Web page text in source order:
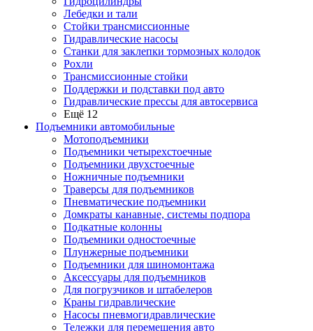
Лебедки и тали
Стойки трансмиссионные
Гидравлические насосы
Cтанки для заклепки тормозных колодок
Рохли
Трансмиссионные стойки
Поддержки и подставки под авто
Гидравлические прессы для автосервиса
Ещё 12
Подъемники автомобильные
Мотоподъемники
Подъемники четырехстоечные
Подъемники двухстоечные
Ножничные подъемники
Траверсы для подъемников
Пневматические подъемники
Домкраты канавные, системы подпора
Подкатные колонны
Подъемники одностоечные
Плунжерные подъемники
Подъемники для шиномонтажа
Аксессуары для подъемников
Для погрузчиков и штабелеров
Краны гидравлические
Насосы пневмогидравлические
Тележки для перемещения авто